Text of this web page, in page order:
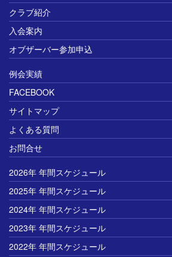
クラブ紹介
入会案内
オブザーバー参加申込
例会実績
FACEBOOK
サイトマップ
よくある質問
お問合せ
2026年 年間スケジュール
2025年 年間スケジュール
2024年 年間スケジュール
2023年 年間スケジュール
2022年 年間スケジュール